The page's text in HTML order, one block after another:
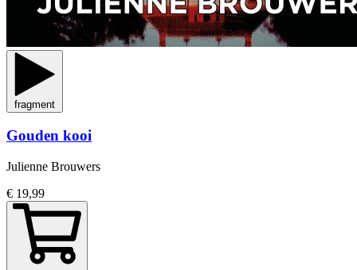
fragment
Gouden kooi
Julienne Brouwers
€ 19,99